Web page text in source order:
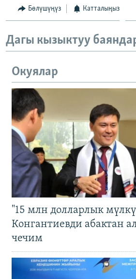
Бөлүшүңүз Катталыңыз
Дагы кызыктуу
Окуялар
"15 млн долларлык
Конгантиевди абактан
чечим